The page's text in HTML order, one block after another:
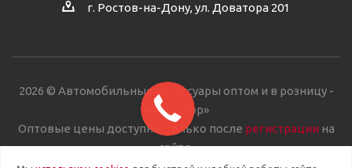
г. Ростов-на-Дону, ул. Доватора 201
2026 © Автомобильные аксессуары оптом и в розницу -
«Автостор»
Оптовые цены доступны только после регистрации на
сайте.